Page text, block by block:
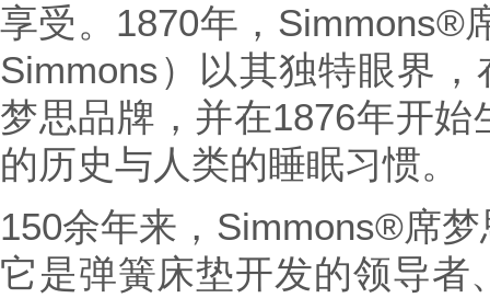
享受。1870年，Simmons®
Simmons）以其独特眼界
梦思品牌，并在1876年开
的历史与人类的睡眠习惯。
150余年来，Simmons®席
它是弹簧床垫开发的领导